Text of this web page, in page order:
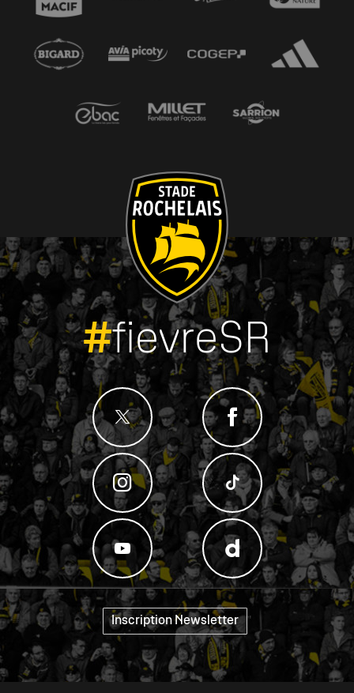
#fievreSR
Inscription Newsletter "